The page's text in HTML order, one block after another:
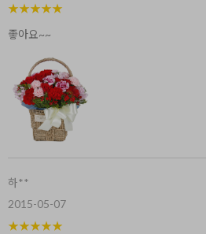
★★★★★
좋아요~~
하**
2015-05-07
★★★★★